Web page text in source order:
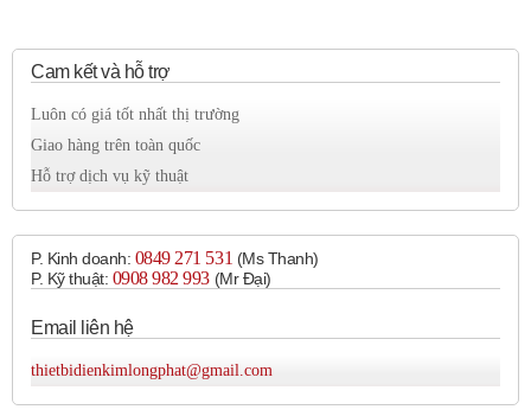
Van điện từ Jiuding DSG-G02-3C2-DL là loại
van điều hướng điện từ (solenoid directional
valve) do thương hiệu Jiuding sản xuất. Sản phẩm
này thuộc dòng DSG Series và được ứng dụng
phổ biến trong các mạch thủy lực điều khiển dòng
dầu áp lực cao. Khi nhận tín hiệu điện, cuộn coil
điện từ sẽ sinh ra từ trường kéo lõi van dịch
chuyển, từ đó thay đổi hướng dòng chảy của dầu
thủy lực, giúp điều khiển hoạt động của xi lanh,
Cam kết và hỗ trợ
Luôn có giá tốt nhất thị trường
Giao hàng trên toàn quốc
Hỗ trợ dịch vụ kỹ thuật
P. Kinh doanh: 0849 271 531 (Ms Thanh)
P. Kỹ thuật: 0908 982 993​ (Mr Đại)
Email liên hệ
thietbidienkimlongphat@gmail.com